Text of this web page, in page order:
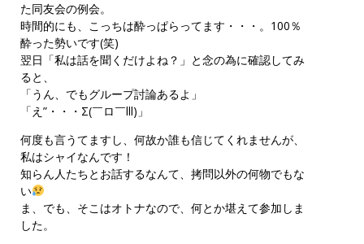
た同友会の例会。
時間的にも、こっちは酔っぱらってます・・・。100％
酔った勢いです(笑)
翌日「私は話を聞くだけよね？」と念の為に確認してみ
ると、
「うん、でもグループ討論あるよ」
「え”・・・Σ(￣ロ￣lll)」
何度も言うてますし、何故か誰も信じてくれませんが、
私はシャイなんです！
知らん人たちとお話するなんて、拷問以外の何物でもな
い
ま、でも、そこはオトナなので、何とか堪えて参加しま
した。